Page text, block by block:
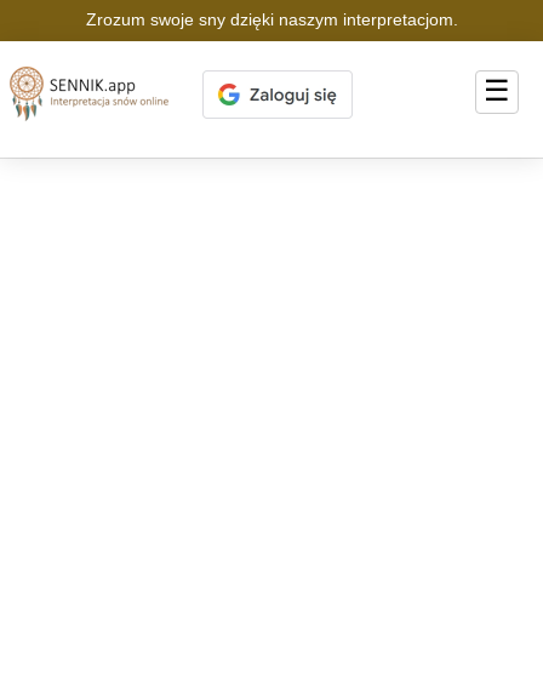
Zrozum swoje sny dzięki naszym interpretacjom.
☰